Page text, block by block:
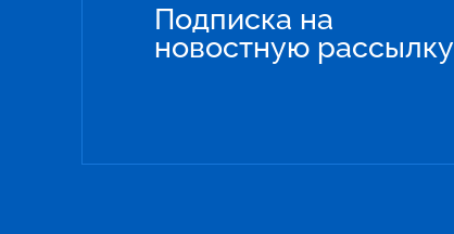
Подписка на
новостную рассылку